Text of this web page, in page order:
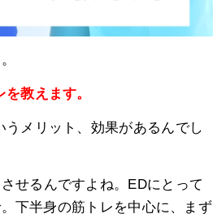
教えます。
メリット、効果があるんでし
せるんですよね。EDにとって
下半身の筋トレを中心に、まず